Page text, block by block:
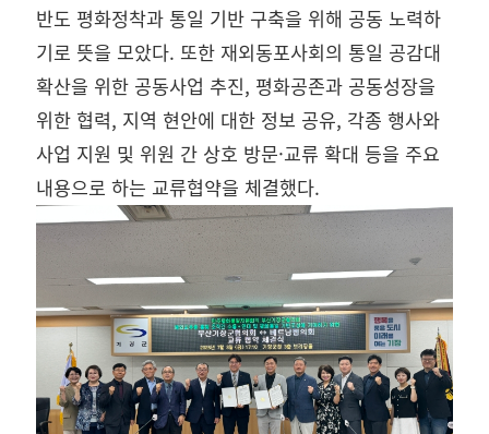
반도 평화정착과 통일 기반 구축을 위해 공동 노력하
기로 뜻을 모았다. 또한 재외동포사회의 통일 공감대
확산을 위한 공동사업 추진, 평화공존과 공동성장을
위한 협력, 지역 현안에 대한 정보 공유, 각종 행사와
사업 지원 및 위원 간 상호 방문·교류 확대 등을 주요
내용으로 하는 교류협약을 체결했다.